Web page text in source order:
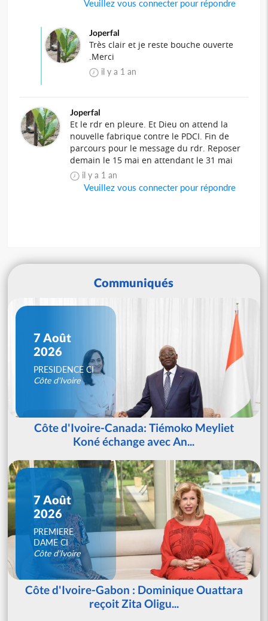
Veuillez vous connecter pour répondre
Joperfal
Très clair et je reste bouche ouverte
.Merci
il y a 1 an
Joperfal
Et le rdr en pleure. Et Dieu on attend la
nouvelle fabrique contre le PDCI. Fin de
parcours pour le message du rdr. Reposer
demain le 15 mai en attendant le 31 mai
il y a 1 an
Veuillez vous connecter pour répondre
Communiqués
7 Août
2026
PRESIDENCE CI
Côte d'Ivoire
Côte d'Ivoire-Canada: Tiémoko Meyliet
Koné échange avec An...
7 Août
2026
PREMIERE
DAME CI
Côte d'Ivoire
Côte d'Ivoire-Gabon : Dominique Ouattara
reçoit Zita Oligu...